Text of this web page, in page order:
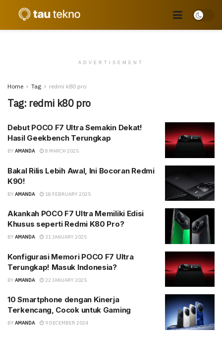
ADVERTISEMENT
Home Tag redmi k80 pro
Tag: redmi k80 pro
Debut POCO F7 Ultra Semakin Dekat!
Hasil Geekbench Terungkap
BY AMANDA 8 MARCH 2025
Bakal Rilis Lebih Awal, Ini Bocoran Redmi
K90!
BY AMANDA 18 FEBRUARY 2025
Akankah POCO F7 Ultra Memiliki Edisi
Khusus seperti Redmi K80 Pro?
BY AMANDA 31 JANUARY 2025
Konfigurasi Memori POCO F7 Ultra
Terungkap! Masuk Indonesia?
BY AMANDA 22 JANUARY 2025
10 Smartphone dengan Kinerja
Terkencang, Cocok untuk Gaming
BY AMANDA 9 DECEMBER 2024